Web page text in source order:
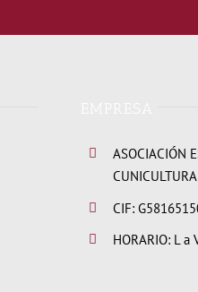
ASOCIACIÓN
CUNICULTURA
CIF:
HORARIO: L